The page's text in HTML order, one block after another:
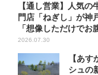
【通し営業】人気の
門店「ねぎし」が神
「想像しただけでお
く…」S...
2026.07.30
【あ
シュの